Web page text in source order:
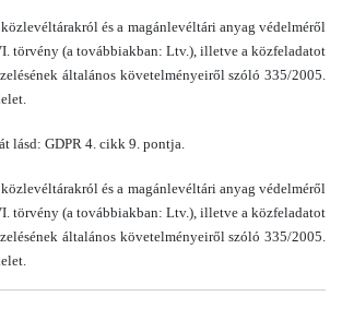
és a magánlevéltári anyag védelméről
törvény (a továbbiakban: Ltv.), illetve a közfeladatot
általános követelményeiről szóló 335/2005.
lásd: GDPR 4. cikk 9. pontja.
és a magánlevéltári anyag védelméről
törvény (a továbbiakban: Ltv.), illetve a közfeladatot
általános követelményeiről szóló 335/2005.